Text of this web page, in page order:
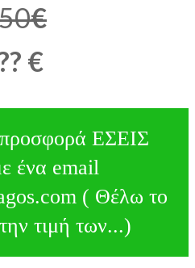
€
€
ΕΣΕΙΣ
ένα email
( Θέλω το
τιμή των...)